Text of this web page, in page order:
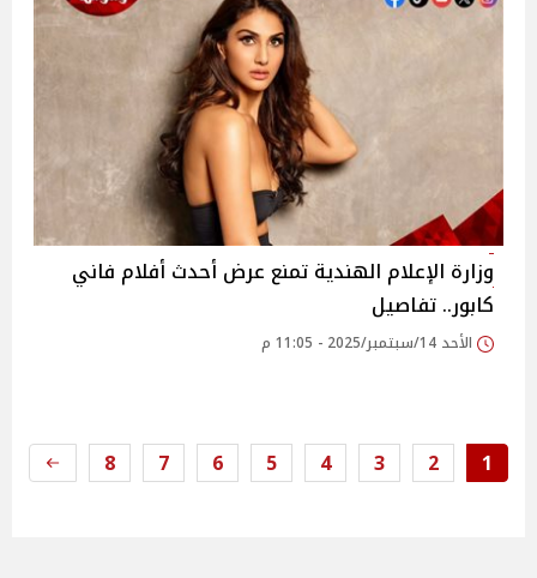
وزارة الإعلام الهندية تمنع عرض أحدث أفلام فاني
كابور.. تفاصيل
الأحد 14/سبتمبر/2025 - 11:05 م
1
2
3
4
5
6
7
8